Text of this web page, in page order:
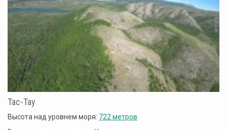
Тас-Тау
Высота над уровнем моря: 722 метров